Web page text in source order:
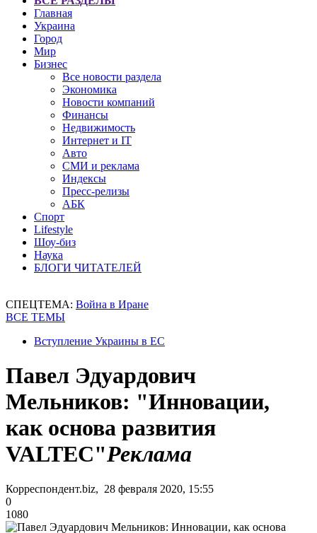
Главная
Украина
Город
Мир
Бизнес
Все новости раздела
Экономика
Новости компаний
Финансы
Недвижимость
Интернет и IT
Авто
СМИ и реклама
Индексы
Пресс-релизы
АБК
Спорт
Lifestyle
Шоу-биз
Наука
БЛОГИ ЧИТАТЕЛЕЙ
СПЕЦТЕМА: Война в Иране
ВСЕ ТЕМЫ
Вступление Украины в ЕС
Павел Эдуардович
Мельников: "Инновации,
как основа развития
VALTEC"Реклама
Корреспондент.biz, 28 февраля 2020, 15:55
0
1080